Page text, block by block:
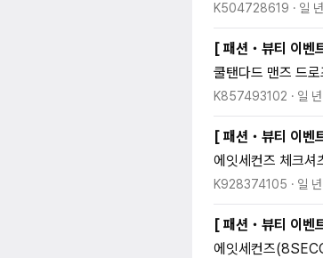
K504728619 일
[ 패션・뷰티 이벤
쿨탠다드 맨즈 드
K857493102 일
[ 패션・뷰티 이벤
에잇세컨즈 체크셔
K928374105 일
[ 패션・뷰티 이벤
에잇세컨즈